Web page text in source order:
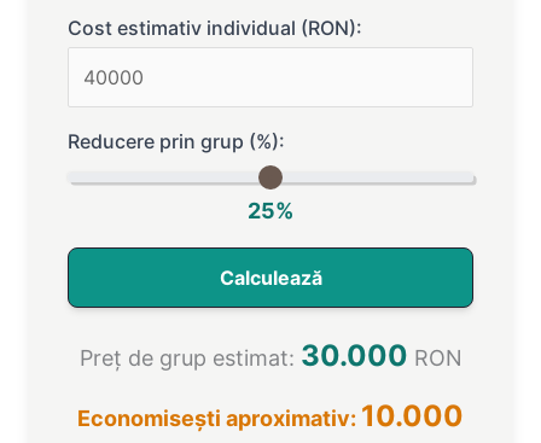
Cost estimativ individual (RON):
Reducere prin grup (%):
25%
Calculează
Preț de grup estimat: 30.000 RON
Economisești aproximativ: 10.000